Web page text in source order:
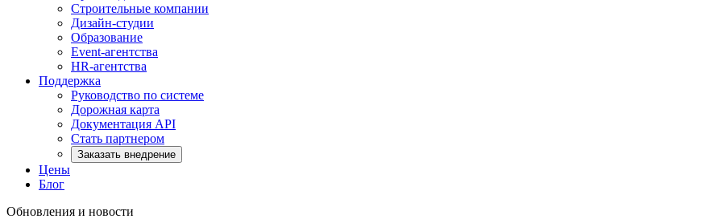
Строительные компании
Дизайн-студии
Образование
Event-агентства
HR-агентства
Поддержка
Руководство по системе
Дорожная карта
Документация API
Стать партнером
Заказать внедрение
Цены
Блог
Обновления и новости